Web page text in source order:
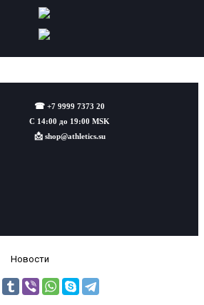
☎ +7 9999 7373 20
С 14:00 до 19:00 MSK
📩 shop@athletics.su
Новости